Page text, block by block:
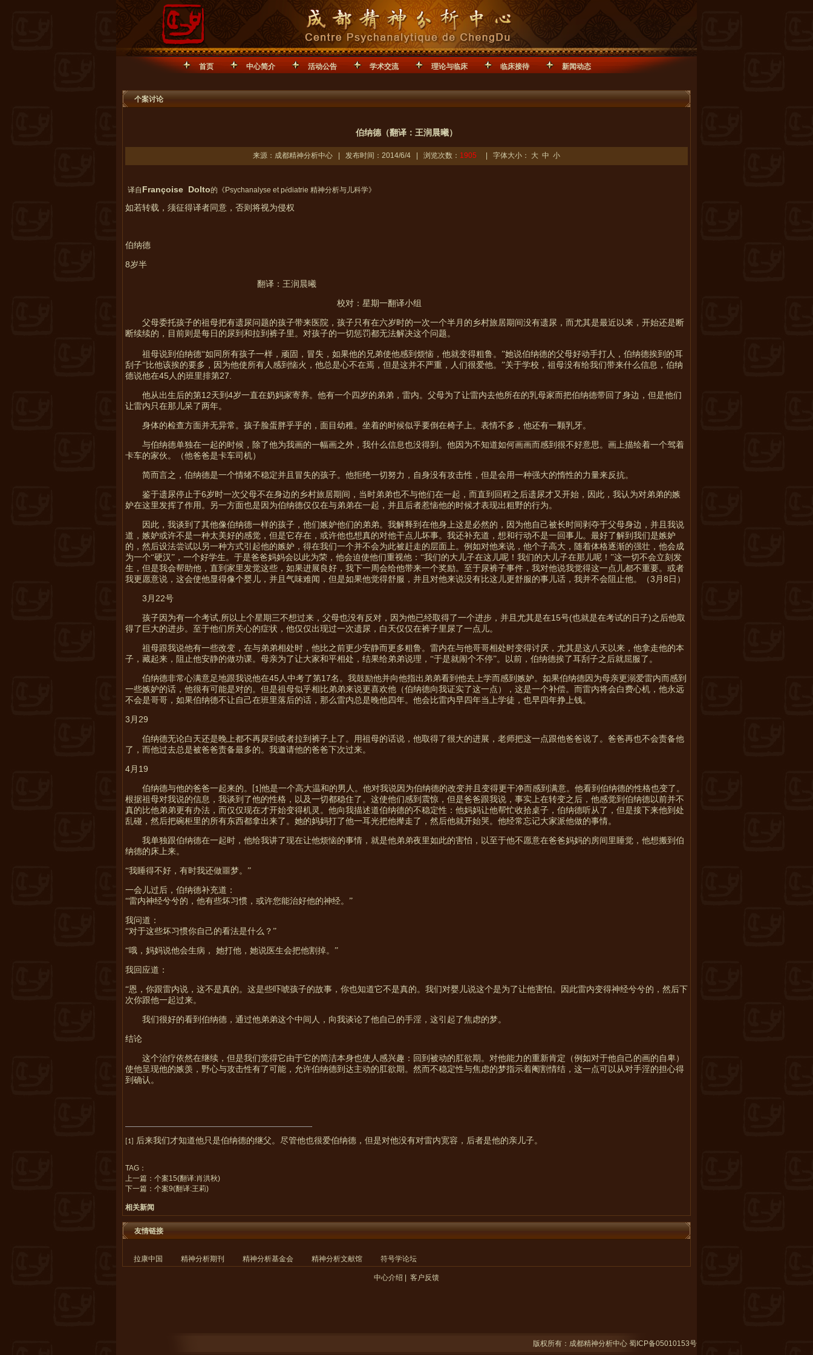
首页 中心简介 活动公告 学术交流 理论与临床 临床接待 新闻动态
个案讨论
伯纳德（翻译：王润晨曦）
来源：成都精神分析中心 | 发布时间：2014/6/4 | 浏览次数： 1905 | 字体大小： 大 中 小
译自 Françoise Dolto的《 Psychanalyse et pédiatrie 精神分析与儿科学》
如若转载，须征得译者同意，否则将视为侵权
伯纳德
8岁半
翻译：王润晨曦
校对：星期一翻译小组
父母委托孩子的祖母把有遗尿问题的孩子带来医院，孩子只有在六岁时的一次一个半月的乡村旅居期间没有遗尿，而尤其是最近以来，开始还是断
断续续的，目前则是每日的尿到和拉到裤子里。对孩子的一切惩罚都无法解决这个问题。
祖母说到伯纳德“如同所有孩子一样，顽固，冒失，如果他的兄弟使他感到烦恼，他就变得粗鲁。”她说伯纳德的父母好动手打人，伯纳德挨到的耳
刮子“比他该挨的要多，因为他使所有人感到恼火，他总是心不在焉，但是这并不严重，人们很爱他。”关于学校，祖母没有给我们带来什么信息，伯纳
德说他在45人的班里排第27.
他从出生后的第12天到 4岁一直在奶妈家寄养。他有一个四岁的弟弟，雷内。父母为了让雷内去他所在的乳母家而把伯纳德带回了身边，但是他们
让雷内只在那儿呆了两年。
身体的检查方面并无异常。孩子脸蛋胖乎乎的，面目幼稚。坐着的时候似乎要倒在椅子上。表情不多，他还有一颗乳牙。
与伯纳德单独在一起的时候，除了他为我画的一幅画之外，我什么信息也没得到。他因为不知道如何画画而感到很不好意思。画上描绘着一个驾着
卡车的家伙。（他爸爸是卡车司机）
简而言之，伯纳德是一个情绪不稳定并且冒失的孩子。他拒绝一切努力，自身没有攻击性，但是会用一种强大的惰性的力量来反抗。
鉴于遗尿停止于6岁时一次父母不在身边的乡村旅居期间，当时弟弟也不与他们在一起，而直到回程之后遗尿才又开始，因此，我认为对弟弟的嫉
妒在这里发挥了作用。另一方面也是因为伯纳德仅仅在与弟弟在一起，并且后者惹恼他的时候才表现出粗野的行为。
因此，我谈到了其他像伯纳德一样的孩子，他们嫉妒他们的弟弟。我解释到在他身上这是必然的，因为他自己被长时间剥夺于父母身边，并且我说
道，嫉妒或许不是一种太美好的感觉，但是它存在，或许他也想真的对他干点儿坏事。我还补充道，想和行动不是一回事儿。最好了解到我们是嫉妒
的，然后设法尝试以另一种方式引起他的嫉妒，得在我们一个并不会为此被赶走的层面上。例如对他来说，他个子高大，随着体格逐渐的强壮，他会成
为一个“硬汉”，一个好学生。于是爸爸妈妈会以此为荣，他会迫使他们重视他：“我们的大儿子在这儿呢！我们的大儿子在那儿呢！”这一切不会立刻发
生，但是我会帮助他，直到家里发觉这些，如果进展良好，我下一周会给他带来一个奖励。至于尿裤子事件，我对他说我觉得这一点儿都不重要。或者
我更愿意说，这会使他显得像个婴儿，并且气味难闻，但是如果他觉得舒服，并且对他来说没有比这儿更舒服的事儿话，我并不会阻止他。（3 月 8 日）
3 月 22号
孩子因为有一个考试 所以上个星期三不想过来，父母也没有反对，因为他已经取得了一个进步，并且尤其是在15号(也就是在考试的日子)之后他取
得了巨大的进步。至于他们所关心的症状，他仅仅出现过一次遗尿，白天仅仅在裤子里尿了一点儿。
祖母跟我说他有一些改变，在与弟弟相处时，他比之前更少安静而更多粗鲁。雷内在与他哥哥相处时变得讨厌，尤其是这八天以来，他拿走他的本
子，藏起来，阻止他安静的做功课。母亲为了让大家和平相处，结果给弟弟说理，“于是就闹个不停”。以前，伯纳德挨了耳刮子之后就屈服了。
伯纳德非常心满意足地跟我说他在45人中考了第17名。我鼓励他并向他指出弟弟看到他去上学而感到嫉妒。如果伯纳德因为母亲更溺爱雷内而感到
一些嫉妒的话，他很有可能是对的。但是祖母似乎相比弟弟来说更喜欢他（伯纳德向我证实了这一点），这是一个补偿。而雷内将会白费心机，他永远
不会是哥哥，如果伯纳德不让自己在班里落后的话，那么雷内总是晚他四年。他会比雷内早四年当上学徒，也早四年挣上钱。
3 月 29
伯纳德无论白天还是晚上都不再尿到或者拉到裤子上了。用祖母的话说，他取得了很大的进展，老师把这一点跟他爸爸说了。爸爸再也不会责备他
了，而他过去总是被爸爸责备最多的。我邀请他的爸爸下次过来。
4月 19
伯纳德与他的爸爸一起来的。 [1] 他是一个高大温和的男人。他对我说因为伯纳德的改变并且变得更干净而感到满意。他看到伯纳德的性格也变了。
根据祖母对我说的信息，我谈到了他的性格，以及一切都稳住了。这使他们感到震惊，但是爸爸跟我说，事实上在转变之后，他感觉到伯纳德以前并不
真的比他弟弟更有办法，而仅仅现在才开始变得机灵。他向我描述道伯纳德的不稳定性：他妈妈让他帮忙收拾桌子，伯纳德听从了，但是接下来他到处
乱碰，然后把碗柜里的所有东西都拿出来了。她的妈妈打了他一耳光把他撵走了，然后他就开始哭。他经常忘记大家派他做的事情。
我单独跟伯纳德在一起时，他给我讲了现在让他烦恼的事情，就是他弟弟夜里如此的害怕，以至于他不愿意在爸爸妈妈的房间里睡觉，他想搬到伯
纳德的床上来。
“我睡得不好，有时我还做噩梦。”
一会儿过后，伯纳德补充道：
“雷内神经兮兮的，他有些坏习惯，或许您能治好他的神经。”
我问道：
“对于这些坏习惯你自己的看法是什么？”
“哦，妈妈说他会生病， 她打他，她说医生会把他割掉。”
我回应道：
“恩，你跟雷内说，这不是真的。这是些吓唬孩子的故事，你也知道它不是真的。我们对婴儿说这个是为了让他害怕。因此雷内变得神经兮兮的，然后下
次你跟他一起过来。
我们很好的看到伯纳德，通过他弟弟这个中间人，向我谈论了他自己的手淫，这引起了焦虑的梦。
结论
这个治疗依然在继续，但是我们觉得它由于它的简洁本身也使人感兴趣：回到被动的肛欲期。对他能力的重新肯定（例如对于他自己的画的自卑）
使他呈现他的嫉羡，野心与攻击性有了可能，允许伯纳德到达主动的肛欲期。然而不稳定性与焦虑的梦指示着阉割情结，这一点可以从对手淫的担心得
到确认。
[1] 后来我们才知道他只是伯纳德的继父。尽管他也很爱伯纳德，但是对他没有对雷内宽容，后者是他的亲儿子。
TAG：
上一篇： 个案15(翻译:肖洪秋)
下一篇： 个案9(翻译:王莉)
相关新闻
友情链接
拉康中国 精神分析期刊 精神分析基金会 精神分析文献馆 符号学论坛
中心介绍 客户反馈
版权所有：成都精神分析中心 蜀ICP备05010153号